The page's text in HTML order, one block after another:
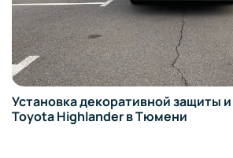
Установка декоративной защиты
Toyota Highlander в Тюмени